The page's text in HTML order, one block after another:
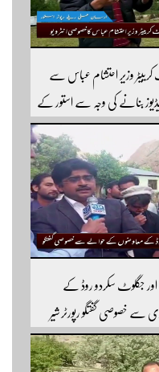
وزیر احتشام عباس سے
بنانے کی وجہ سے استور کے
کے لئے ہمارے یوٹیوب چینل کو
اور جگلوٹ سکردو روڈ کے
خصوصی گفتگو رپورٹر شیر